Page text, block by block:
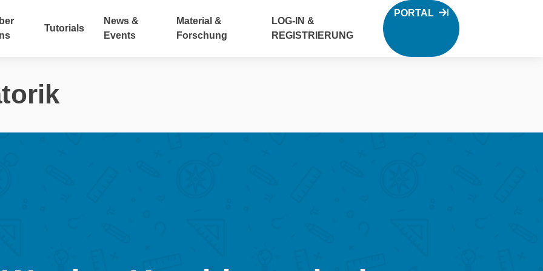
Tutorials
News &
Events
Material &
Forschung
LOG-IN &
REGISTRIERUNG
PORTAL